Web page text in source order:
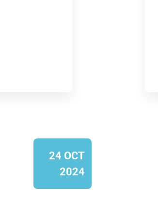
24 OCT
2024